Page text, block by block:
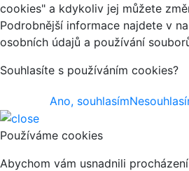
cookies" a kdykoliv jej můžete
Podrobnější informace najdete v
osobních údajů a používání
Souhlasíte s používáním cookies?
Ano, souhlasím
Používáme cookies
Abychom vám usnadnili